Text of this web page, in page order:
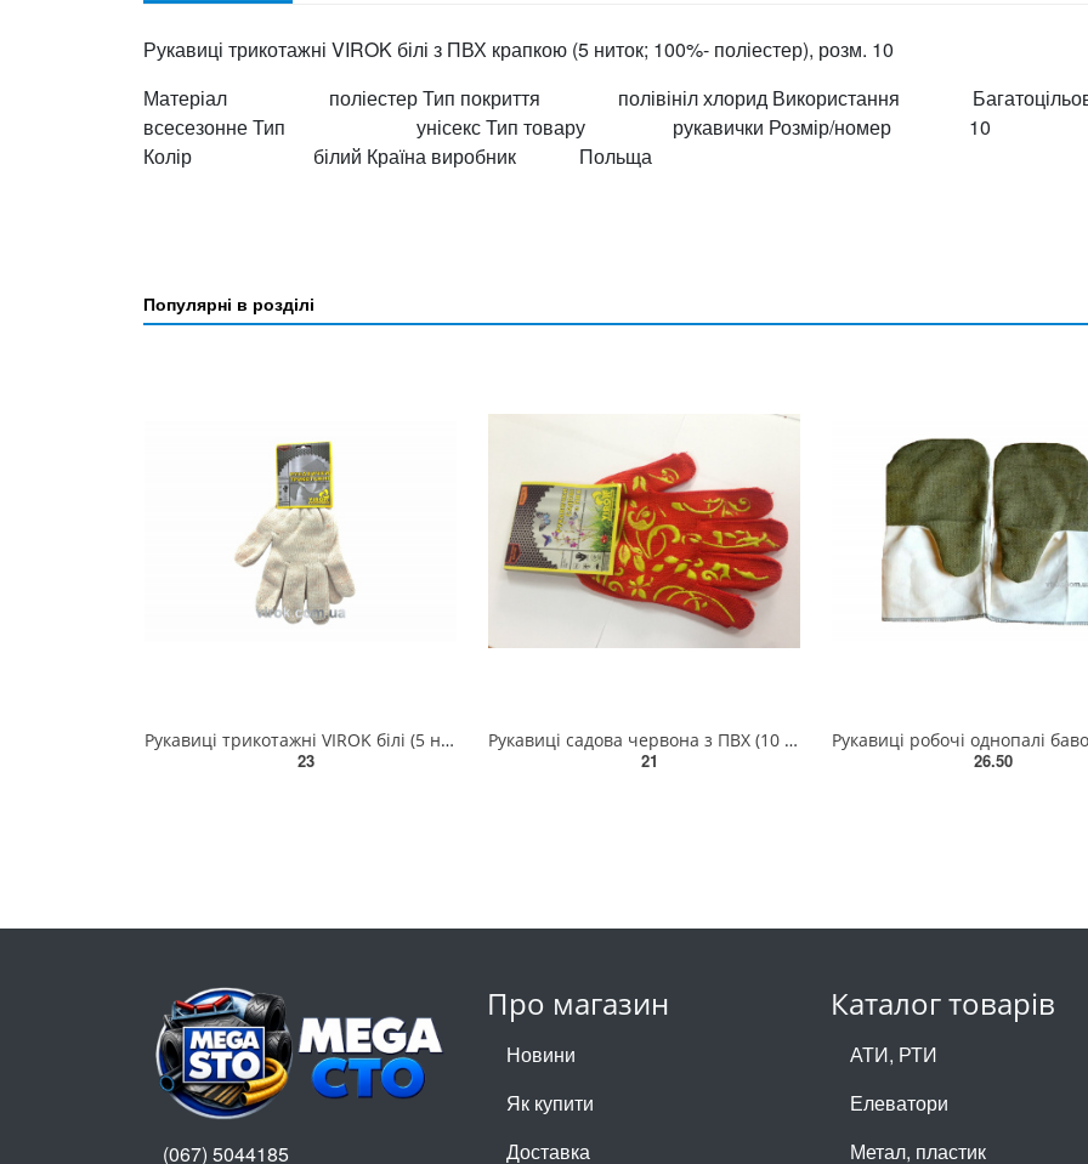
Рукавиці трикотажні VIROK білі з ПВХ крапкою (5 ниток; 100%- поліестер), розм. 10
Матеріал поліестер Тип покриття полівініл хлорид Використання
всесезонне Тип унісекс Тип товару рукавички Розмір/номер 10
Колір білий Країна виробник Польща
Популярні в розділі
Рукавиці трикотажні VIROK білі (5 ниток; 70%- бавовна, 30%- поліестер), розм. 10 83V003
23
Рукавиці садова червона з ПВХ (10 клас,бавовна 40%,поліестр 60%)розм. 8 83V105
21
26.50
Про магазин
Новини
Як купити
Доставка
Каталог товарів
АТИ, РТИ
Елеватори
Метал, пластик
(067) 5044185